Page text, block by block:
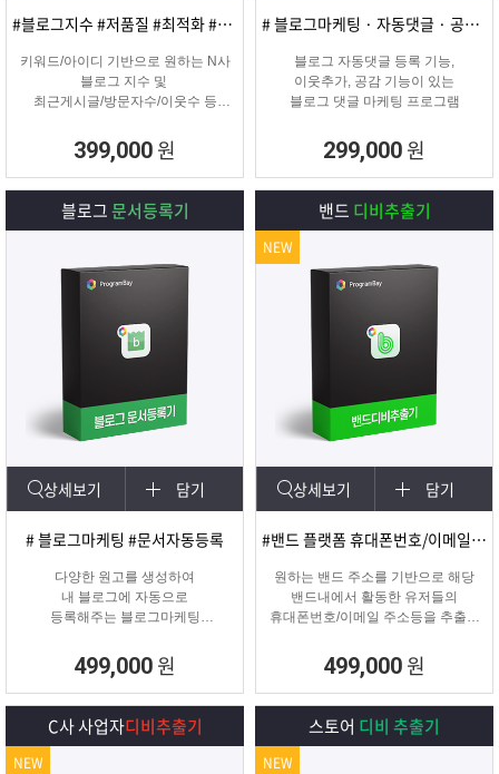
#블로그지수 #저품질 #최적화 #블로그품질확인
키워드/아이디 기반으로 원하는 N사
블로그 지수 및
최근게시글/방문자수/이웃수 등
램
399,000 원
# 블로그마케팅 · 자동댓글 · 공감 · 이웃추가 · 서로이웃추가 · 서이추 · 스크랩
블로그 자동댓글 등록 기능,
이웃추가, 공감 기능이 있는
블로그 댓글 마케팅 프로그램
299,000 원
블로그문서등록기
상세보기 담기
# 블로그마케팅 #문서자동등록
다양한 원고를 생성하여
내 블로그에 자동으로
등록해주는 블로그마케팅
499,000 원
밴드 디비추출기
상세보기 담기
#밴드 플랫폼 휴대폰번호/이메일 추출
원하는 밴드 주소를 기반으로 해당
밴드내에서 활동한 유저들의
휴대폰번호/이메일 주소등을 추출해
499,000 원
NEW
C사 사업자디비추출기
NEW
스토어 디비 추출기
NEW